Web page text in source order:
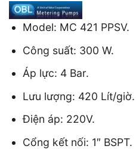
Model: MC 421 PPSV.
Công suất: 300 W.
Áp lực: 4 Bar.
Lưu lượng: 420 Lít/giờ.
Điện áp: 220V.
Cổng kết nối: 1″ BSPT.